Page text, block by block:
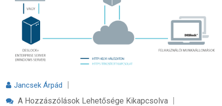
Jancsek Árpád
Elérhetőek
A Hozzászólások Lehetősége Kikapcsolva